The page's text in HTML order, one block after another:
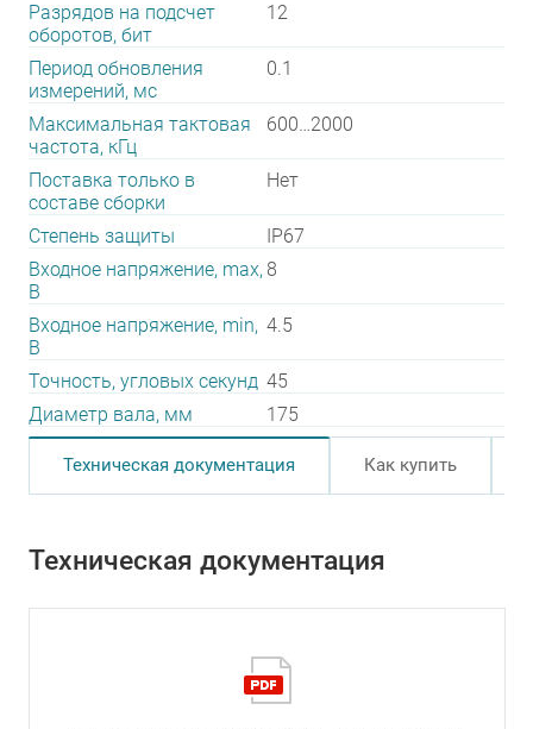
Разрядов на подсчет
оборотов, бит
12
Период обновления
измерений, мс
0.1
Максимальная тактовая
частота, кГц
600…2000
Поставка только в
составе сборки
Нет
Степень защиты
IP67
Входное напряжение, max,
В
8
Входное напряжение, min,
В
4.5
Точность, угловых секунд 45
Диаметр вала, мм
175
Техническая документация Как купить
Техническая документация